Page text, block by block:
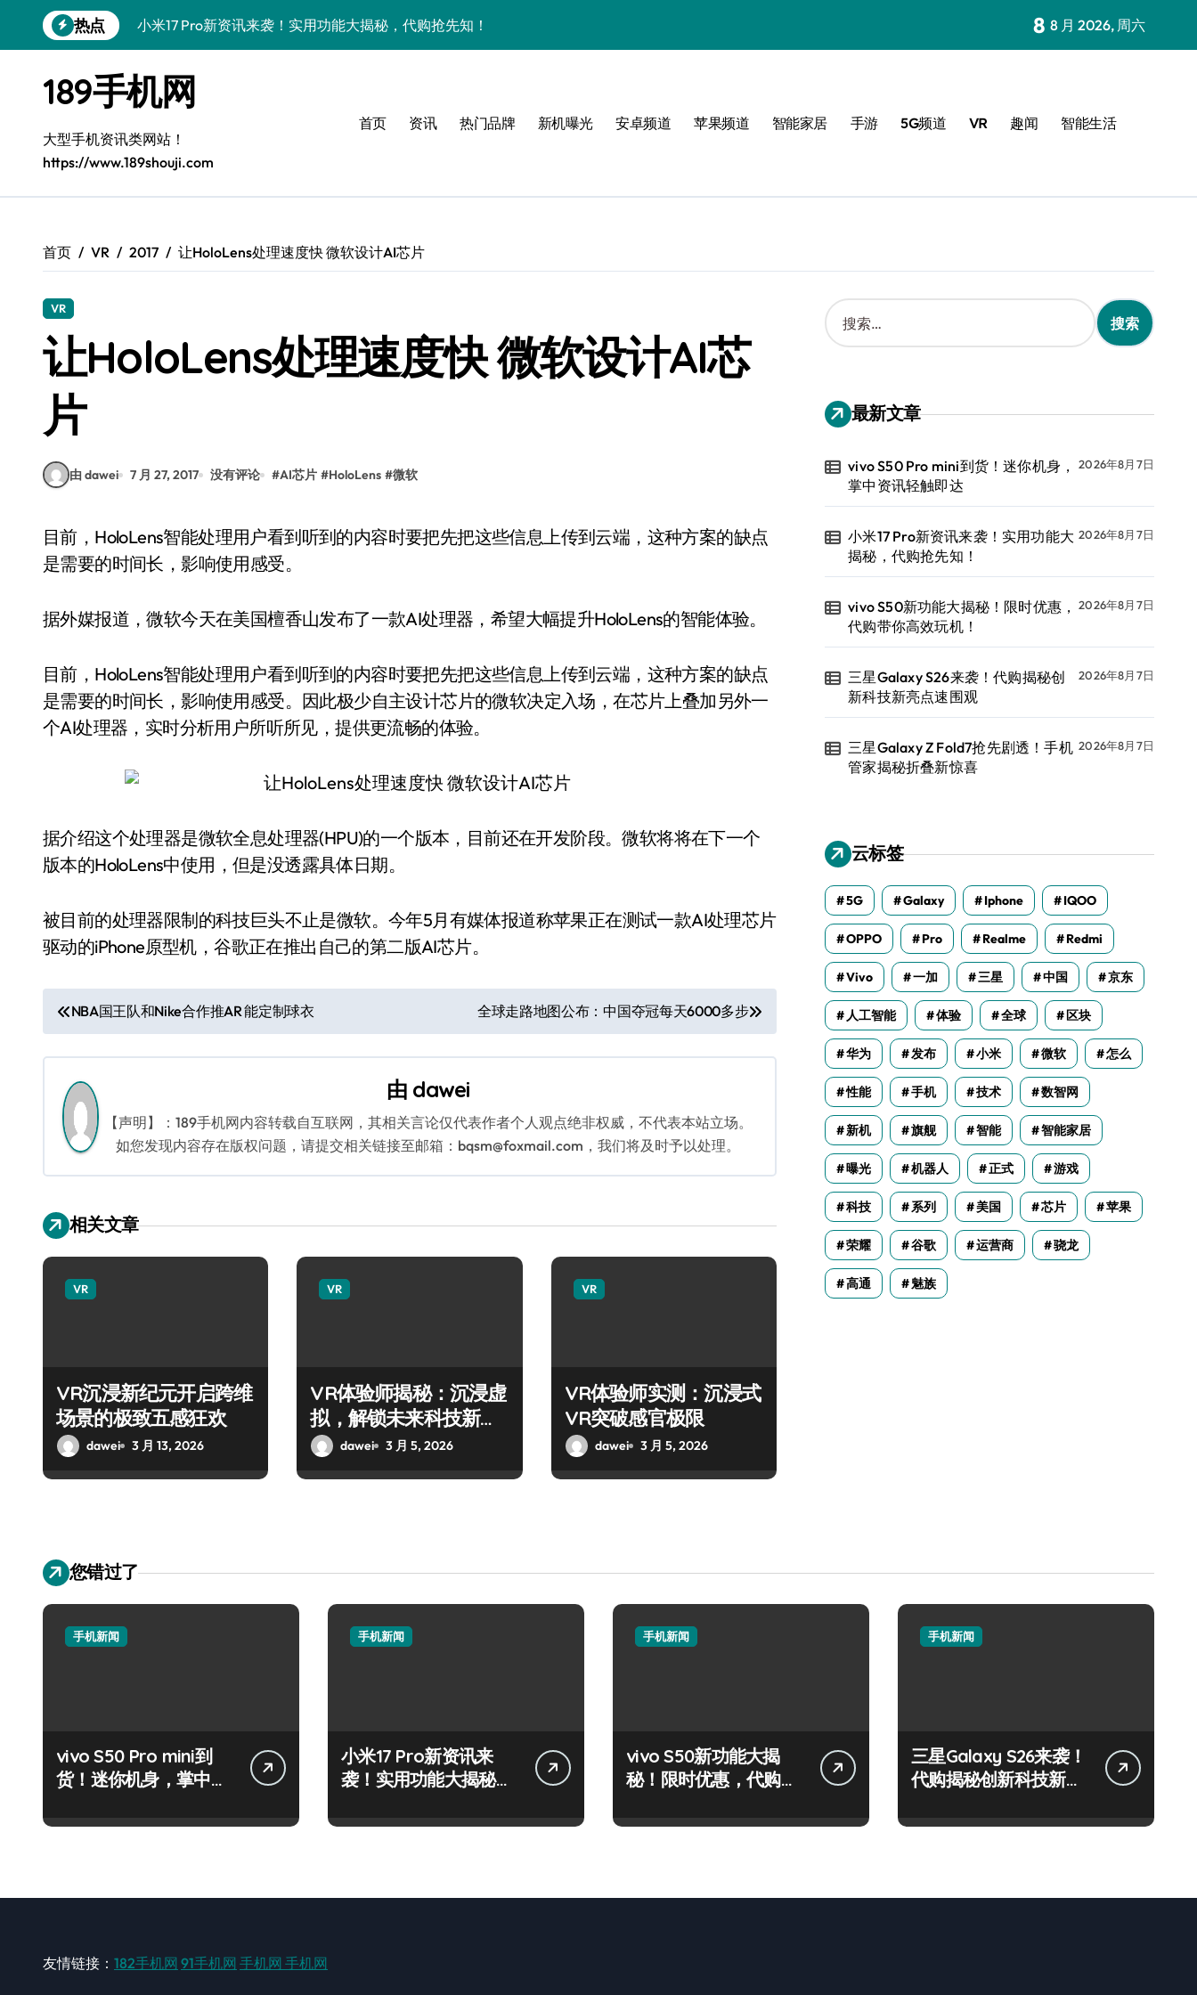
到
热点
小米17 Pro新资讯来袭！实用功能大揭秘，代购抢先知！
三星Galaxy S26来袭！代购揭秘创新科技新亮点速围观
三星Galaxy Z Fold7抢先剧透！手机管家揭秘折叠新惊喜
S25 Ultra颜值炸裂！定制主题潮翻天
S24+上新！解锁手机美化神器
A56 5G新机登场，三星风尚来了！
vivo S50 Pro mini到货！迷你机身，掌中资讯轻触即达
8 8 月 2026, 周六
189手机网
大型手机资讯类网站！
https://www.189shouji.com
首页 资讯 热门品牌 新机曝光 安卓频道 苹果频道 智能家居 手游 5G频道 VR 趣闻 智能生活
首页 VR 2017 让HoloLens处理速度快 微软设计AI芯片
VR
让HoloLens处理速度快 微软设计AI芯
片
由 dawei 7 月 27, 2017 没有评论 #AI芯片 #HoloLens #微软
目前，HoloLens智能处理用户看到听到的内容时要把先把这些信息上传到云端，这种方案的缺点
是需要的时间长，影响使用感受。
据外媒报道，微软今天在美国檀香山发布了一款AI处理器，希望大幅提升HoloLens的智能体验。
目前，HoloLens智能处理用户看到听到的内容时要把先把这些信息上传到云端，这种方案的缺点
是需要的时间长，影响使用感受。因此极少自主设计芯片的微软决定入场，在芯片上叠加另外一
个AI处理器，实时分析用户所听所见，提供更流畅的体验。
据介绍这个处理器是微软全息处理器(HPU)的一个版本，目前还在开发阶段。微软将将在下一个
版本的HoloLens中使用，但是没透露具体日期。
被目前的处理器限制的科技巨头不止是微软。今年5月有媒体报道称苹果正在测试一款AI处理芯片
驱动的iPhone原型机，谷歌正在推出自己的第二版AI芯片。
文
章
导
航
NBA国王队和Nike合作推AR 能定制球衣 全球走路地图公布：中国夺冠每天6000多步
由 dawei
【声明】：189手机网内容转载自互联网，其相关言论仅代表作者个人观点绝非权威，不代表本站立场。
如您发现内容存在版权问题，请提交相关链接至邮箱：bqsm@foxmail.com，我们将及时予以处理。
相关文章
VR
VR沉浸新纪元开启跨维
场景的极致五感狂欢
dawei 3 月 13, 2026
VR
VR体验师揭秘：沉浸虚
拟，解锁未来科技新玩
法！dawei 3 月 5, 2026
VR
VR体验师实测：沉浸式
VR突破感官极限
dawei 3 月 5, 2026
搜
索
：
最新文章
vivo S50 Pro mini到货！迷你机身，
掌中资讯轻触即达
2026年8月7日
小米17 Pro新资讯来袭！实用功能大
揭秘，代购抢先知！
2026年8月7日
vivo S50新功能大揭秘！限时优惠，
代购带你高效玩机！
2026年8月7日
三星Galaxy S26来袭！代购揭秘创
新科技新亮点速围观
2026年8月7日
三星Galaxy Z Fold7抢先剧透！手机
管家揭秘折叠新惊喜
2026年8月7日
云标签
5G Galaxy Iphone IQOO
OPPO Pro Realme Redmi
Vivo 一加 三星 中国 京东
人工智能 体验 全球 区块
华为 发布 小米 微软 怎么
性能 手机 技术 数智网
新机 旗舰 智能 智能家居
曝光 机器人 正式 游戏
科技 系列 美国 芯片 苹果
荣耀 谷歌 运营商 骁龙
高通 魅族
您错过了
手机新闻
vivo S50 Pro mini到
货！迷你机身，掌中资
手机新闻
小米17 Pro新资讯来
袭！实用功能大揭秘，
手机新闻
vivo S50新功能大揭
秘！限时优惠，代购带
手机新闻
三星Galaxy S26来袭！
代购揭秘创新科技新亮
友情链接： 182手机网 91手机网 手机网 手机网